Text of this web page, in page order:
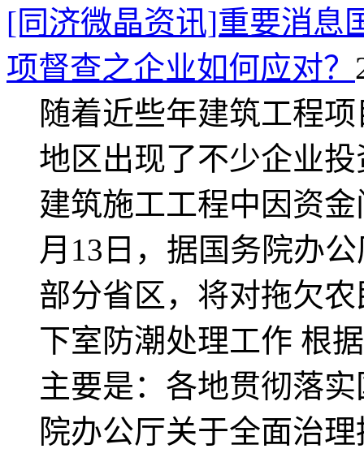
[同济微晶资讯]重要消息
项督查之企业如何应对？
随着近些年建筑工程
地区出现了不少企业
建筑施工工程中因资
月13日，据国务院办
部分省区，将对拖欠
下室防潮处理工作 根
主要是：各地贯彻落
院办公厅关于全面治